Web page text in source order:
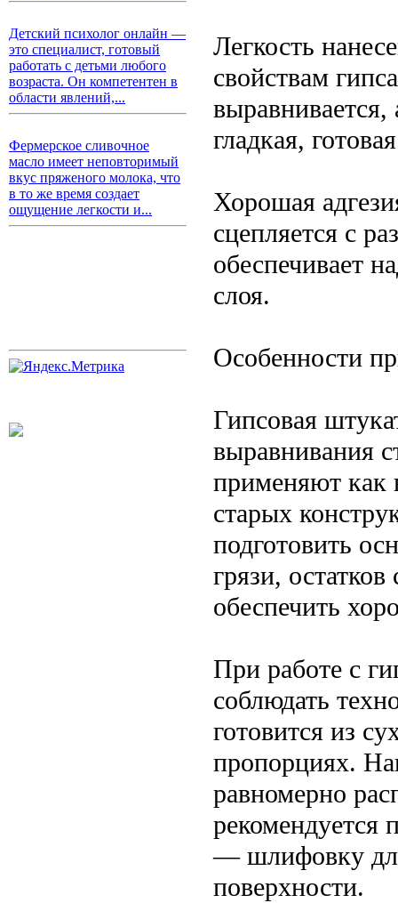
Детский психолог онлайн —
это специалист, готовый
работать с детьми любого
возраста. Он компетентен в
области явлений,...
Фермерское сливочное
масло имеет неповторимый
вкус пряженого молока, что
в то же время создает
ощущение легкости и...
Легкость
свойствам
гладкая,
Хорошая
сцепляется с
обеспечивает
слоя.
Особенности
Гипсовая
выравнивания
применяют как
старых
подготовить
грязи,
обеспечить
При работе с
соблюдать
готовится из
пропорциях.
равномерно
рекомендуется
— шлифовку
поверхности.